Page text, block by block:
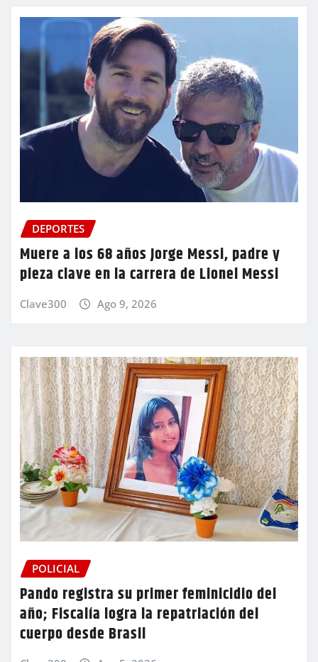
DEPORTES
Muere a los 68 años Jorge Messi, padre y
pieza clave en la carrera de Lionel Messi
Clave300 Ago 9, 2026
POLICIAL
Pando registra su primer feminicidio del
año; Fiscalía logra la repatriación del
cuerpo desde Brasil